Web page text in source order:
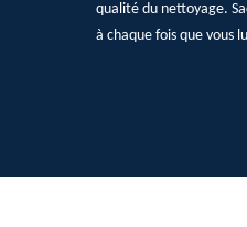
qualité du nettoyage.
à chaque fois que vous